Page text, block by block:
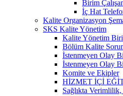
Birim
İç Hat
Kalite Organizasyon
SKS Kalite Yönetim
Kalite Yönetim
Bölüm Kalite
İstenmeyen Olay
İstenmeyen Olay
Komite ve Ekipler
HİZMET İÇİ
Sağlıkta